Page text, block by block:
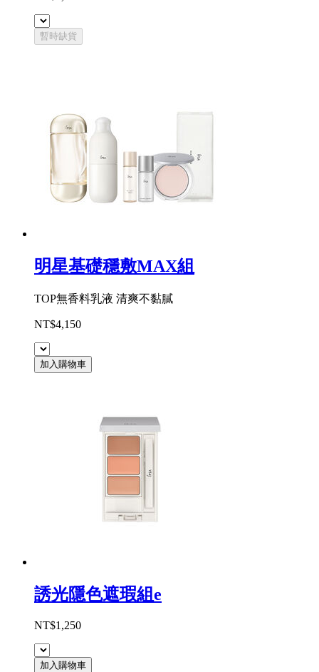
暫時缺貨
明星基礎穩敷MAX組
TOP無香料乳液 清爽不黏膩
NT$4,150
加入購物車
誘光隱色遮瑕組e
NT$1,250
加入購物車